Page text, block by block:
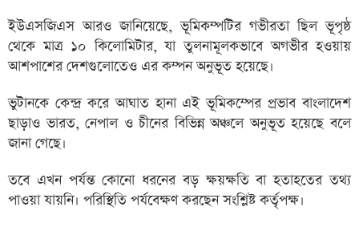
ইউএসজিএস আরও জানিয়েছে, ভূমিকম্পটির গভীরতা ছিল ভূপৃষ্ঠ
থেকে মাত্র ১০ কিলোমিটার, যা তুলনামূলকভাবে অগভীর হওয়ায়
আশপাশের দেশগুলোতেও এর কম্পন অনুভূত হয়েছে।
ভুটানকে কেন্দ্র করে আঘাত হানা এই ভূমিকম্পের প্রভাব বাংলাদেশ
ছাড়াও ভারত, নেপাল ও চীনের বিভিন্ন অঞ্চলে অনুভূত হয়েছে বলে
জানা গেছে।
তবে এখন পর্যন্ত কোনো ধরনের বড় ক্ষয়ক্ষতি বা হতাহতের তথ্য
পাওয়া যায়নি। পরিস্থিতি পর্যবেক্ষণ করছেন সংশ্লিষ্ট কর্তৃপক্ষ।